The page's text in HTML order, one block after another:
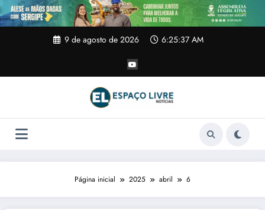
Pular
para
o
9 de agosto de 2026 6:25:38 AM
Página inicial 2025 abril 6